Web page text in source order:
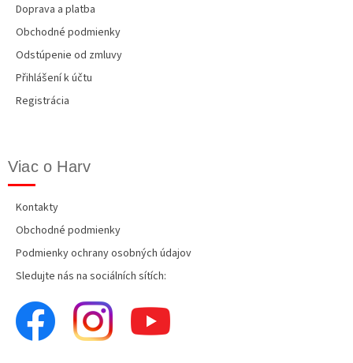
Doprava a platba
Obchodné podmienky
Odstúpenie od zmluvy
Přihlášení k účtu
Registrácia
Viac o Harv
Kontakty
Obchodné podmienky
Podmienky ochrany osobných údajov
Sledujte nás na sociálních sítích: